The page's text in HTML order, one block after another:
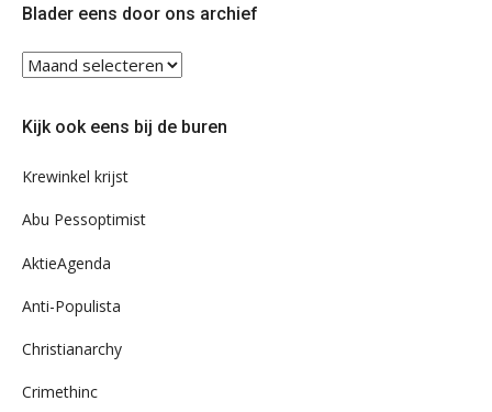
Blader eens door ons archief
Blader
ons
Kijk ook eens bij de buren
Krewinkel krijst
Abu Pessoptimist
AktieAgenda
Anti-Populista
Christianarchy
Crimethinc